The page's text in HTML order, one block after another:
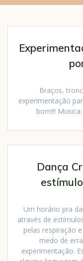
Braços,
experimentação
bom!!!
Dança
Um horário pra
através de
pelas respiração
medo de
experimentação.